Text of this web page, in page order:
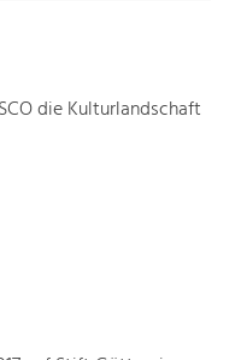
die Kulturlandschaft